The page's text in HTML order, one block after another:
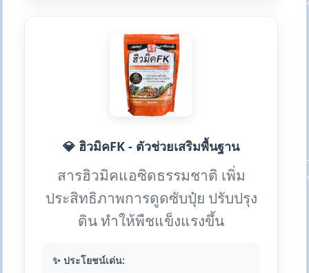
💎 ฮิวมิคFK - ตัวช่วยเสริมพื้นฐาน
สารฮิวมิคแอซิดธรรมชาติ เพิ่ม
ประสิทธิภาพการดูดซับปุ๋ย ปรับปรุง
ดิน ทำให้พืชแข็งแรงขึ้น
✨ ประโยชน์เด่น: